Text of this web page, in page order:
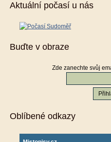
Aktuální počasí u nás
Buďte v obraze
Zde zanechte svůj
Oblíbené odkazy